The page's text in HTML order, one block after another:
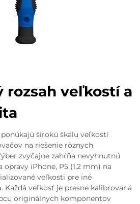
rozsah veľkostí a
širokú škálu veľkostí
na riešenie rôznych
zvyčajne zahŕňa nevyhnutnú
iPhone, P5 (1,2 mm) na
veľkosti pre iné
Každá veľkosť je presne kalibrovaná
originálnych komponentov